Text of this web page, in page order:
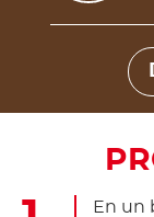
En un